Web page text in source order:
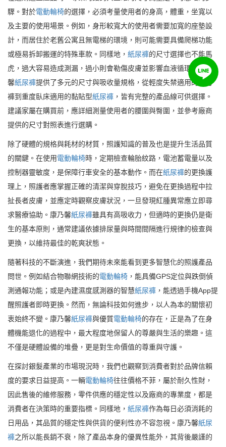
驟。對於電動輪椅的選擇，必須考量使用者的身高，體重，坐寬以
及主要的使用場景。例如，身形較寬大的使用者需要加寬的座墊設
計，而居住於老舊公寓且無電梯的環境，則可能需要具備爬梯功能
或極易拆卸搬運的特殊車款。同樣地， 紙尿褲的尺寸選擇也不能馬
虎，過大容易造成測漏，過小則會勒傷皮膚並影響血液循環。康乃
馨紙尿褲提供了多元的尺寸與吸收量規格，從輕度失禁適用的活力
褲到重度臥床適用的黏貼型紙尿褲 ，皆有完整的產品線可供選擇。
建議家屬在購買前，應詳細測量使用者的腰圍與臀圍，並參考廠商
提供的尺寸對照表進行選購。
除了硬體的規格與耗材的材質，照護知識的普及也是提升生活品質
的關鍵。在使用電動輪椅時，定期檢查輪胎紋路，電池蓄電量以及
控制器靈敏度，是保障行車安全的基本動作。而在紙尿褲的更換護
理上，照護者應掌握正確的清潔與穿脫技巧，避免在更換過程中拉
扯長者皮膚，並應定時觀察皮膚狀況，一旦發現紅腫異常應立即尋
求醫療協助。康乃馨紙尿褲雖具有高吸收力，但適時的更換仍是衛
生的基本原則，通常建議依據排尿量與時間間隔進行規律的檢查與
更換，以維持最佳的乾爽狀態。
隨著科技的不斷演進，我們期待未來能看到更多智慧化的照護產品
問世。例如結合物聯網技術的電動輪椅 ，能具備GPS定位與跌倒偵
測通報功能；或是內建濕度感測器的智慧紙尿褲 ，能透過手機App提
醒照護者即時更換。然而，無論科技如何進步，以人為本的關懷初
衷始終不變。康乃馨紙尿褲與優質電動輪椅的存在，正是為了在身
體機能退化的過程中，最大程度地保留人的尊嚴與生活的樂趣。這
不僅是硬體設備的堆疊，更是對生命價值的尊重與守護。
在探討銀髮產業的市場現況時，我們也觀察到消費者對於品牌信賴
度的要求日益提高。一輛電動輪椅往往價格不菲，屬於耐久性財，
因此售後的維修服務，零件供應的穩定性以及廠商的專業度，都是
消費者在決策時的重要指標。同樣地， 紙尿褲作為每日必須消耗的
日用品，其品質的穩定性與供貨的便利性亦不容忽視。康乃馨紙尿
褲之所以能長銷不衰，除了產品本身的優異性能外，其背後嚴謹的